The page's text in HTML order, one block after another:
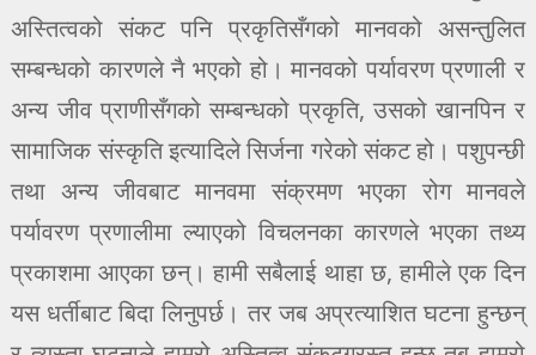
अस्तित्वको संकट पनि प्रकृतिसँगको मानवको असन्तुलित
सम्बन्धको कारणले नै भएको हो। मानवको पर्यावरण प्रणाली र
अन्य जीव प्राणीसँगको सम्बन्धको प्रकृति, उसको खानपिन र
सामाजिक संस्कृति इत्यादिले सिर्जना गरेको संकट हो। पशुपन्छी
तथा अन्य जीवबाट मानवमा संक्रमण भएका रोग मानवले
पर्यावरण प्रणालीमा ल्याएको विचलनका कारणले भएका तथ्य
प्रकाशमा आएका छन्। हामी सबैलाई थाहा छ, हामीले एक दिन
यस धर्तीबाट बिदा लिनुपर्छ। तर जब अप्रत्याशित घटना हुन्छन्